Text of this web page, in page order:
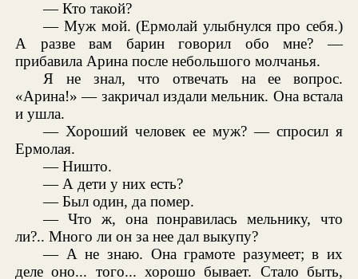
— Кто такой?
— Муж мой. (Ермолай улыбнулся про себя.)
А разве вам барин говорил обо мне? —
прибавила Арина после небольшого молчанья.
Я не знал, что отвечать на ее вопрос.
«Арина!» — закричал издали мельник. Она встала
и ушла.
— Хороший человек ее муж? — спросил я
Ермолая.
— Ништо.
— А дети у них есть?
— Был один, да помер.
— Что ж, она понравилась мельнику, что
ли?.. Много ли он за нее дал выкупу?
— А не знаю. Она грамоте разумеет; в их
деле оно... того... хорошо бывает. Стало быть,